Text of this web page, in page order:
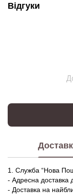
Відгуки
1. Служба “Нова
- Адресна доставка
- Доставка на